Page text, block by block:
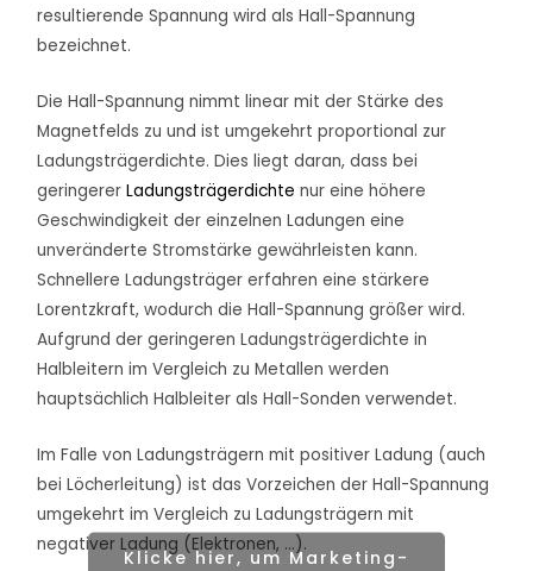
resultierende Spannung wird als Hall-Spannung
bezeichnet.
Die Hall-Spannung nimmt linear mit der Stärke des
Magnetfelds zu und ist umgekehrt proportional zur
Ladungsträgerdichte. Dies liegt daran, dass bei
geringererLadungsträgerdichte nur eine höhere
Geschwindigkeit der einzelnen Ladungen eine
unveränderte Stromstärke gewährleisten kann.
Schnellere Ladungsträger erfahren eine stärkere
Lorentzkraft, wodurch die Hall-Spannung größer wird.
Aufgrund der geringeren Ladungsträgerdichte in
Halbleitern im Vergleich zu Metallen werden
hauptsächlich Halbleiter als Hall-Sonden verwendet.
Im Falle von Ladungsträgern mit positiver Ladung (auch
bei Löcherleitung) ist das Vorzeichen der Hall-Spannung
umgekehrt im Vergleich zu Ladungsträgern mit
negativer Ladung (Elektronen, …).
Klicke hier, um Marketing-